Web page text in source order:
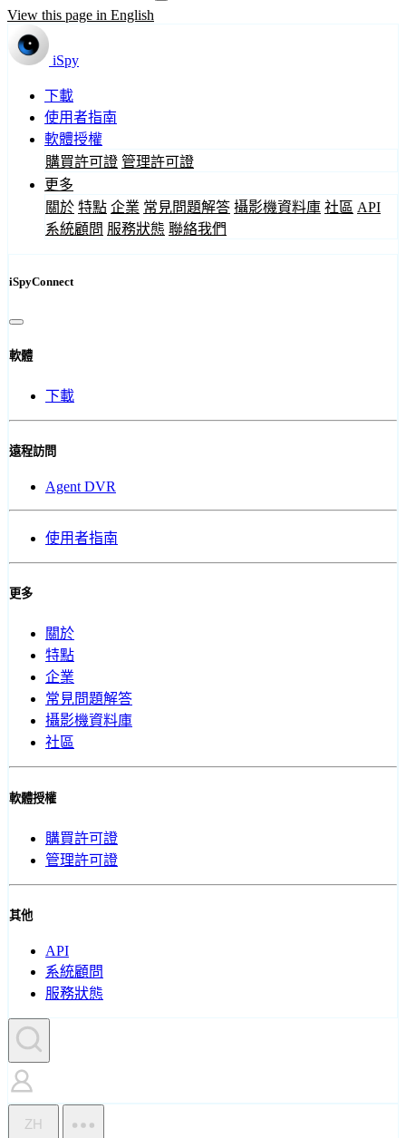
View this page in English
iSpy
下載
使用者指南
軟體授權
購買許可證 管理許可證
更多
關於 特點 企業 常見問題解答 攝影機資料庫 社區 API
系統顧問 服務狀態 聯絡我們
iSpyConnect
軟體
下載
遠程訪問
Agent DVR
使用者指南
更多
關於
特點
企業
常見問題解答
攝影機資料庫
社區
軟體授權
購買許可證
管理許可證
其他
API
系統顧問
服務狀態
ZH